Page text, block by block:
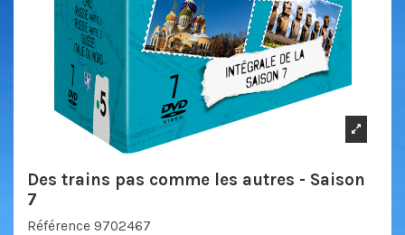
Des trains pas comme les autres - Saison
7
Référence 9702467